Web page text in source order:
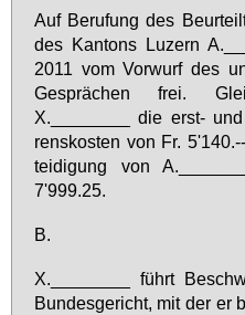
Auf Be­ru­fung des
des Kan­tons Lu­zern
2011 vom Vor­wurf des
Ge­sprä­chen frei.
X.________ die erst-
rens­kos­ten von Fr.
tei­di­gung von
7'999.25.
B.
X.________ führt
Bun­des­ge­richt, mit der er